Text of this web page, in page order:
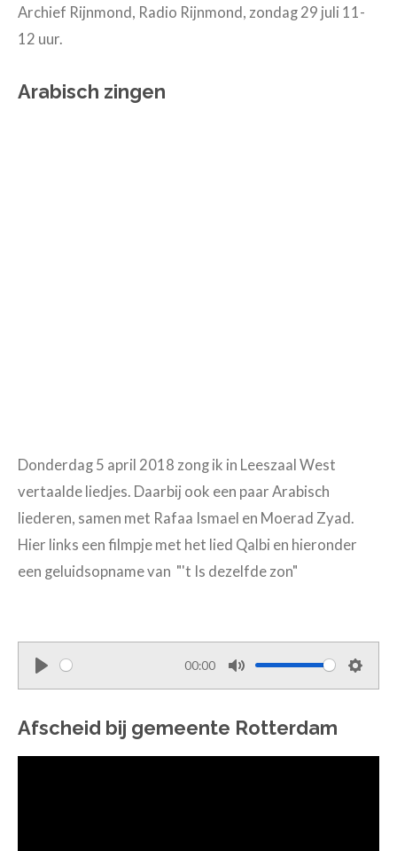
Archief Rijnmond, Radio Rijnmond, zondag 29 juli 11-
12 uur.
Arabisch zingen
Donderdag 5 april 2018 zong ik in Leeszaal West
vertaalde liedjes. Daarbij ook een paar Arabisch
liederen, samen met Rafaa Ismael en Moerad Zyad.
Hier links een filmpje met het lied Qalbi en hieronder
een geluidsopname van "'t Is dezelfde zon"
P
a
y
00:00
M
t
e
S
t
Afscheid bij gemeente Rotterdam